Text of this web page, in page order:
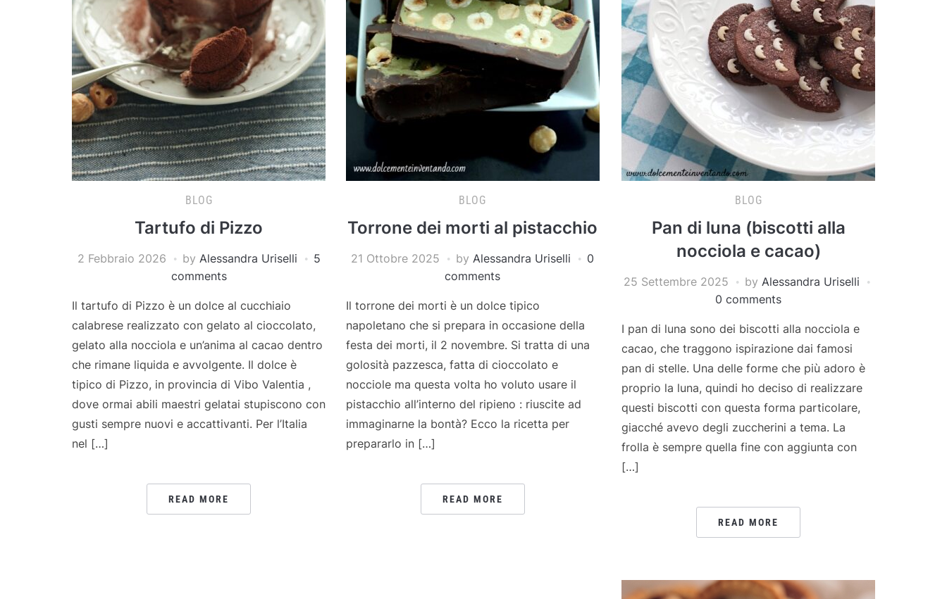
BLOG
Tartufo di Pizzo
2 Febbraio 2026 by Alessandra Uriselli
5
comments
Il tartufo di Pizzo è un dolce al cucchiaio
calabrese realizzato con gelato al cioccolato,
gelato alla nocciola e un’anima al cacao dentro
che rimane liquida e avvolgente. Il dolce è
tipico di Pizzo, in provincia di Vibo Valentia ,
dove ormai abili maestri gelatai stupiscono con
gusti sempre nuovi e accattivanti. Per l’Italia
nel […]
READ MORE
BLOG
Torrone dei morti al pistacchio
21 Ottobre 2025 by Alessandra Uriselli
0
comments
Il torrone dei morti è un dolce tipico
napoletano che si prepara in occasione della
festa dei morti, il 2 novembre. Si tratta di una
golosità pazzesca, fatta di cioccolato e
nocciole ma questa volta ho voluto usare il
pistacchio all’interno del ripieno : riuscite ad
immaginarne la bontà? Ecco la ricetta per
prepararlo in […]
READ MORE
BLOG
Pan di luna (biscotti alla
nocciola e cacao)
25 Settembre 2025 by Alessandra Uriselli
0 comments
I pan di luna sono dei biscotti alla nocciola e
cacao, che traggono ispirazione dai famosi
pan di stelle. Una delle forme che più adoro è
proprio la luna, quindi ho deciso di realizzare
questi biscotti con questa forma particolare,
giacché avevo degli zuccherini a tema. La
frolla è sempre quella fine con aggiunta con
[…]
READ MORE